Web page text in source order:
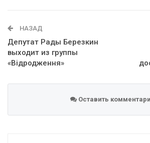
НАЗАД
Депутат Рады Березкин
выходит из группы
«Відродження»
Оставить